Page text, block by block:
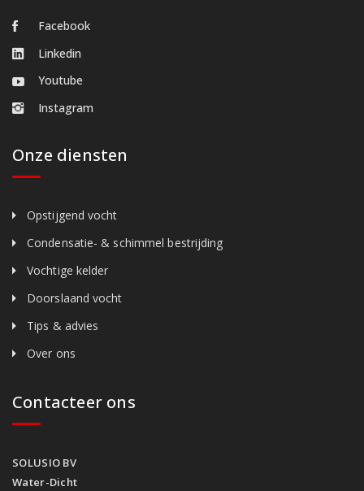
Facebook
Linkedin
Youtube
Instagram
Onze diensten
Opstijgend vocht
Condensatie- & schimmel bestrijding
Vochtige kelder
Doorslaand vocht
Tips & advies
Over ons
Contacteer ons
SOLUSIO BV
Water-Dicht